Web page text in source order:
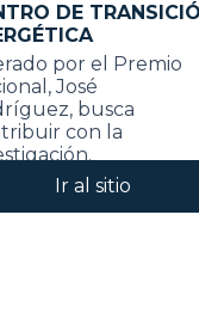
DE
por el Premio
José
busca
con la
Ir al sitio